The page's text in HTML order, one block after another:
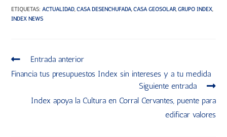
ETIQUETAS:ACTUALIDAD, CASA DESENCHUFADA, CASA GEOSOLAR, GRUPO INDEX,
INDEX NEWS
Entrada anterior
Financia tus presupuestos Index sin intereses y a tu medida
Siguiente entrada
Index apoya la Cultura en Corral Cervantes, puente para
edificar valores